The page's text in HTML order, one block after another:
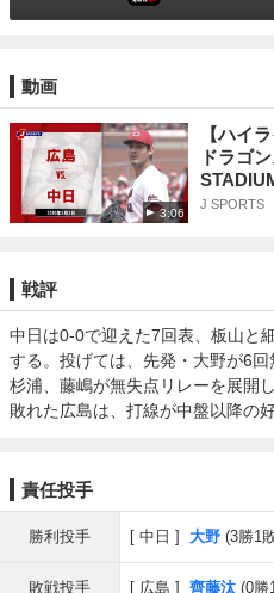
動画
3:06
【ハイ
ドラゴ
J SPORTS
戦評
中日は0-0で迎えた7回表、板山と
する。投げては、先発・大野が6回
杉浦、藤嶋が無失点リレーを展開
敗れた広島は、打線が中盤以降の
責任投手
勝利投手 中日 大野 (3勝1
敗戦投手 広島 齊藤汰 (0勝